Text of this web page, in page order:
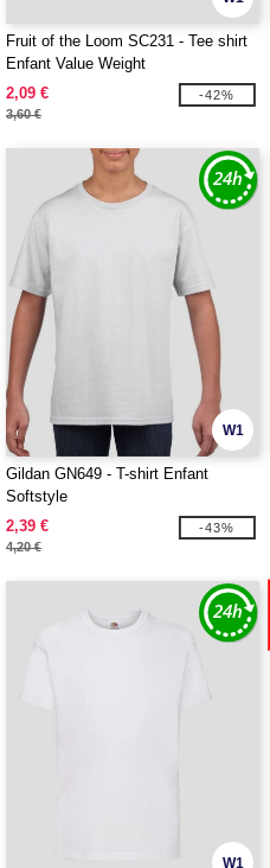
Fruit of the Loom SC231 - Tee shirt
Enfant Value Weight
2,09 €
3,60 €
-42%
W1
Gildan GN649 - T-shirt Enfant
Softstyle
2,39 €
4,20 €
-43%
W1